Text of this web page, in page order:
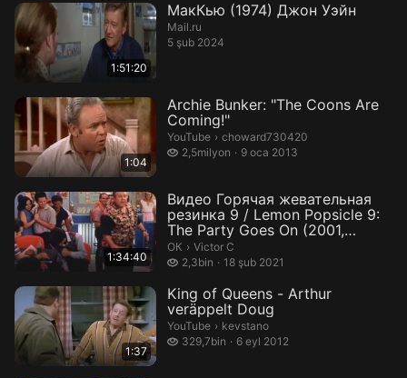
1:51:20
МакКью (1974) Джон Уэйн
Mail.ru
5 şub 2024
1:04
Archie Bunker: "The Coons Are
Coming!"
YouTube › choward730420.
choward730420
2,5milyon
2,5 milyon izleme9 oca 2013
1:34:40
Видео Горячая жевательная
резинка 9 / Lemon Popsicle 9:
The Party Goes On (2001,
Мело...
ОК › Victor C.
Victor C
2,3bin
2,3 bin izleme18 şub 2021
1:37
King of Queens - Arthur
veräppelt Doug
YouTube › kevstano.
kevstano
329,7bin
329,7 bin izleme6 eyl 2012